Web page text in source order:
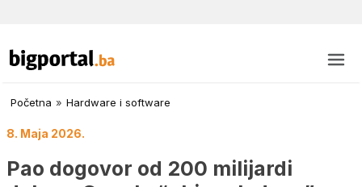
Početna » Hardware i software
8. Maja 2026.
Pao dogovor od 200 milijardi